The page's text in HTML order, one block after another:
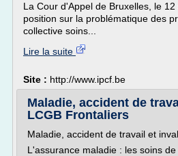
La Cour d'Appel de Bruxelles, le
position sur la problématique des
collective soins...
Lire la suite
Site : http://www.ipcf.be
Maladie, accident de
LCGB Frontaliers
Maladie, accident de travail et
L'assurance maladie : les soins